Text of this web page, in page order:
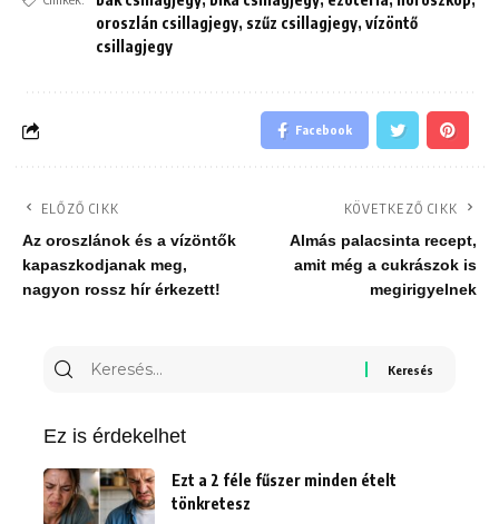
oroszlán csillagjegy, szűz csillagjegy, vízöntő
csillagjegy
Facebook
ELŐZŐ CIKK
Az oroszlánok és a vízöntők
kapaszkodjanak meg,
nagyon rossz hír érkezett!
KÖVETKEZŐ CIKK
Almás palacsinta recept,
amit még a cukrászok is
megirigyelnek
Keresés
Ez is érdekelhet
Ezt a 2 féle fűszer minden ételt
tönkretesz